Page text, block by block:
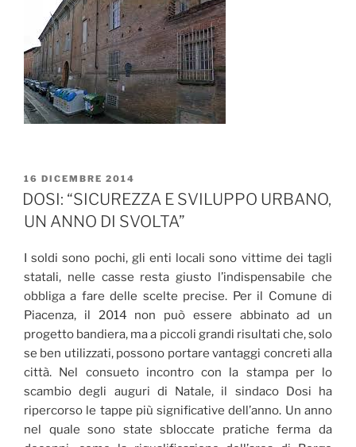
PUBBLICATO
IL
16 DICEMBRE 2014
DOSI: “SICUREZZA E SVILUPPO URBANO,
UN ANNO DI SVOLTA”
I soldi sono pochi, gli enti locali sono vittime dei tagli
statali, nelle casse resta giusto l’indispensabile che
obbliga a fare delle scelte precise. Per il Comune di
Piacenza, il 2014 non può essere abbinato ad un
progetto bandiera, ma a piccoli grandi risultati che, solo
se ben utilizzati, possono portare vantaggi concreti alla
città. Nel consueto incontro con la stampa per lo
scambio degli auguri di Natale, il sindaco Dosi ha
ripercorso le tappe più significative dell’anno. Un anno
nel quale sono state sbloccate pratiche ferma da